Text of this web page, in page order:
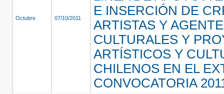
Octubre 07/10/2011
E INSERCIÓN DE
ARTISTAS Y
CULTURALES Y
ARTÍSTICOS Y
CHILENOS EN EL
CONVOCATORIA